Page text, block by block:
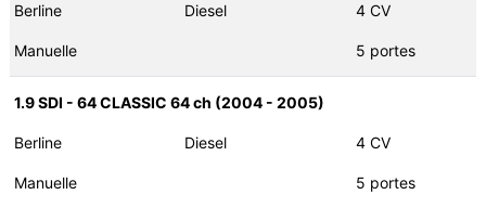
Berline Diesel 4 CV
Manuelle 5 portes
1.9 SDI - 64 CLASSIC 64 ch (2004 - 2005)
Berline Diesel 4 CV
Manuelle 5 portes